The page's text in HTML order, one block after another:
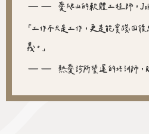
—— 愛爬山的軟體工程師，
「工作不只是工作，更是能實踐回
義。」
—— 熱愛診所營運的培訓師，R